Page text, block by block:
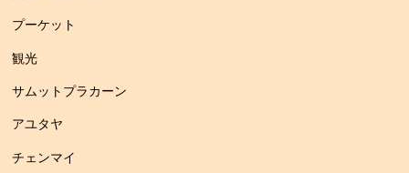
プーケット
観光
サムットプラカーン
アユタヤ
チェンマイ